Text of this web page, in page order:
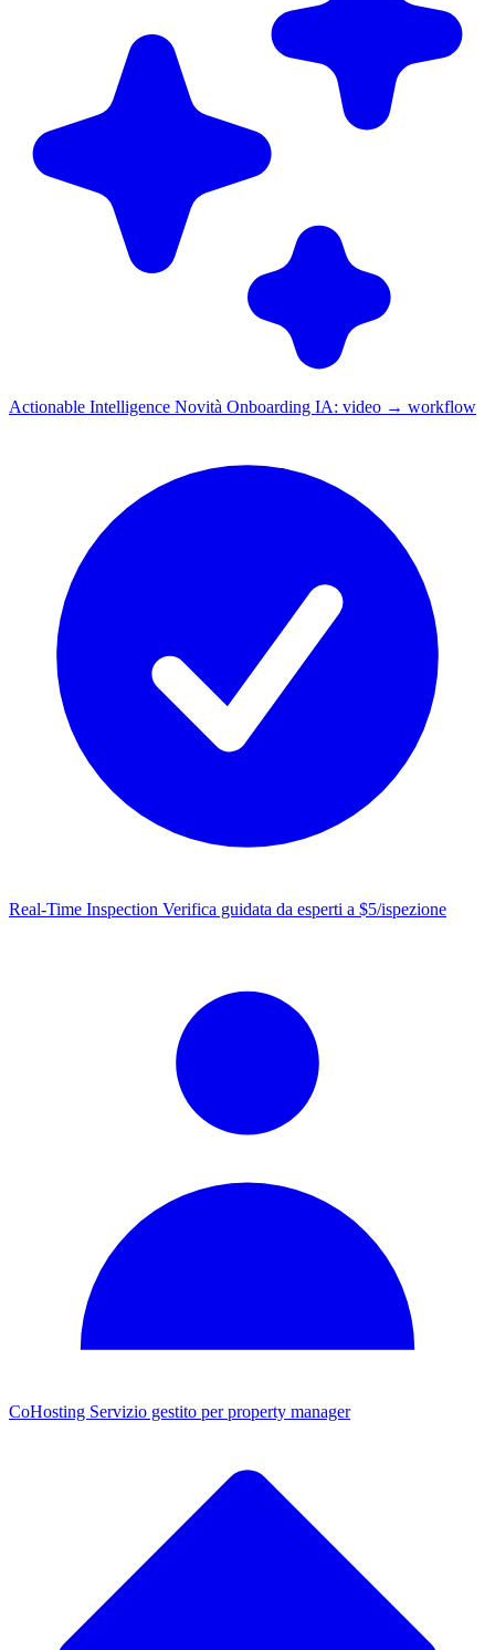
Actionable Intelligence Novità Onboarding IA: video → workflow
Real-Time Inspection Verifica guidata da esperti a $5/ispezione
CoHosting Servizio gestito per property manager